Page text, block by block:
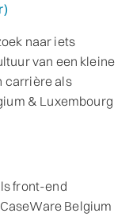
naar iets
van een kleine
carrière als
& Luxembourg
front-end
Belgium